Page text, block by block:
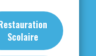
Scolaire